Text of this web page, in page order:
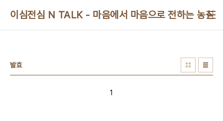
이심전심 N TALK - 마음에서 마음으로 전하는 농심
발효
1